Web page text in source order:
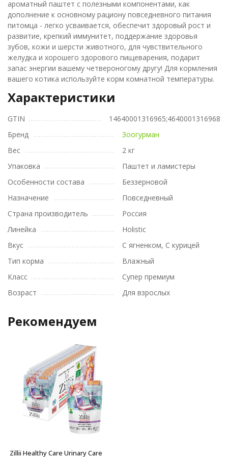
ароматный паштет с полезными компонентами, как
дополнение к основному рациону повседневного питания
питомца - легко усваивается, обеспечит здоровый рост и
развитие, крепкий иммунитет, поддержание здоровья
зубов, кожи и шерсти животного, для чувствительного
желудка и хорошего здорового пищеварения, подарит
запас энергии вашему четвероногому другу! Для кормления
вашего котика используйте корм комнатной температуры.
Характеристики
GTIN
14640001316965;4640001316968
Бренд
Зоогурман
Вес
2 кг
Упаковка
Паштет и ламистеры
Особенности состава
Беззерновой
Назначение
Повседневный
Страна производитель
Россия
Линейка
Holistic
Вкус
С ягненком, С курицей
Тип корма
Влажный
Класс
Супер премиум
Возраст
Для взрослых
Рекомендуем
Zillii Healthy Care Urinary Care